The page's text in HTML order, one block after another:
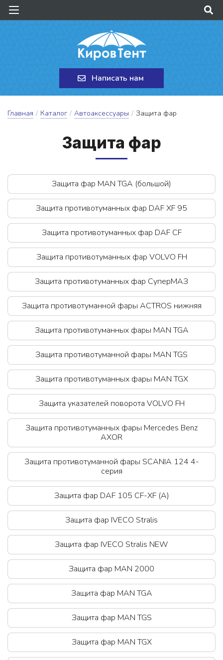
Написать нам
Главная / Каталог / Автоаксессуары / Защита фар
За­щи­та фар
Защита фар MAN TGA (большой)
Защита противотуманных фар DAF XF 95
Защита противотуманных фар DAF CF
Защита противотуманных фар VOLVO FH
Защита противотуманных фар СуперМАЗ
Защита противотуманной фары ACTROS нижняя
Защита противотуманных фары MAN TGA
Защита противотуманной фары MAN TGS
Защита противотуманных фары MAN TGX
Защита указателей поворота VOLVO FH
Защита противотуманных фары Mercedes Benz
AХОR
Защита противотуманной фары SCANIA 124 4-
серия
Защита фар DAF 105 CF-XF (А)
Защита фар IVECO Stralis
Защита фар IVECO Stralis NEW
Защита фар MAN 2000
Защита фар MAN TGA
Защита фар MAN TGS
Защита фар MAN TGX